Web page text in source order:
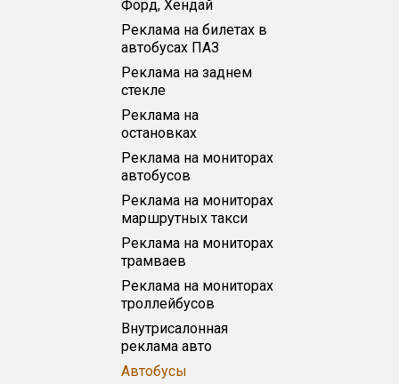
Форд, Хендай
Реклама на билетах в
автобусах ПАЗ
Реклама на заднем
стекле
Реклама на
остановках
Реклама на мониторах
автобусов
Реклама на мониторах
маршрутных такси
Реклама на мониторах
трамваев
Реклама на мониторах
троллейбусов
Внутрисалонная
реклама авто
Автобусы